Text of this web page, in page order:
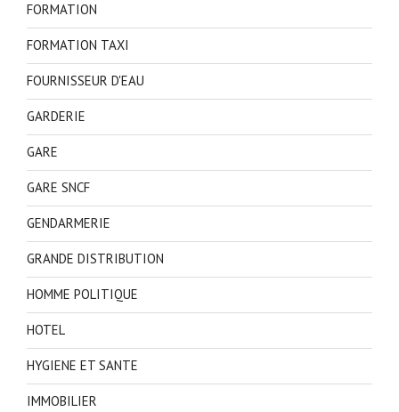
FORMATION
FORMATION TAXI
FOURNISSEUR D'EAU
GARDERIE
GARE
GARE SNCF
GENDARMERIE
GRANDE DISTRIBUTION
HOMME POLITIQUE
HOTEL
HYGIENE ET SANTE
IMMOBILIER